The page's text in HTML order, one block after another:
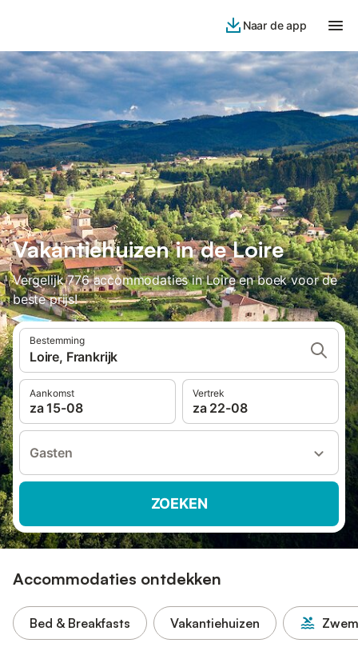
Naar de app
Vakantiehuizen in de Loire
Vergelijk 776 accommodaties in Loire en boek voor de
beste prijs!
Bestemming
Loire, Frankrijk
Aankomst
za 15-08
Vertrek
za 22-08
Gasten
ZOEKEN
Accommodaties ontdekken
Bed & Breakfasts Vakantiehuizen